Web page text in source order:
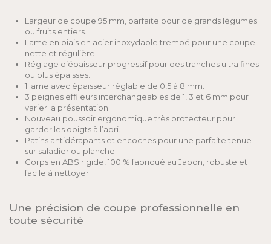
Largeur de coupe 95 mm, parfaite pour de grands légumes
ou fruits entiers.
Lame en biais en acier inoxydable trempé pour une coupe
nette et régulière.
Réglage d’épaisseur progressif pour des tranches ultra fines
ou plus épaisses.
1 lame avec épaisseur réglable de 0,5 à 8 mm.
3 peignes effileurs interchangeables de 1, 3 et 6 mm pour
varier la présentation.
Nouveau poussoir ergonomique très protecteur pour
garder les doigts à l’abri.
Patins antidérapants et encoches pour une parfaite tenue
sur saladier ou planche.
Corps en ABS rigide, 100 % fabriqué au Japon, robuste et
facile à nettoyer.
Une précision de coupe professionnelle en
toute sécurité